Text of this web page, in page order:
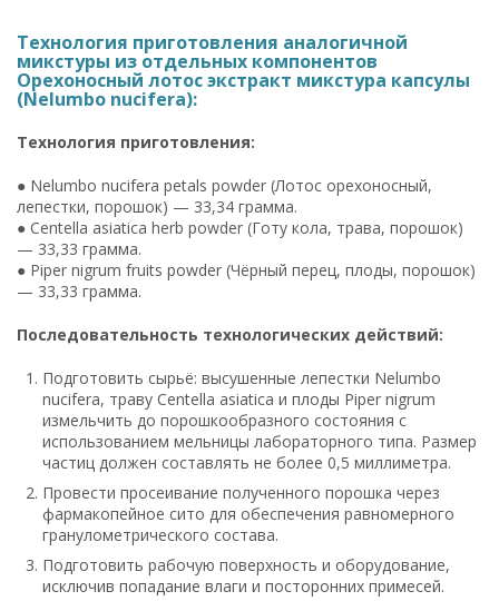
Технология приготовления аналогичной
микстуры из отдельных компонентов
Орехоносный лотос экстракт микстура капсулы
(Nelumbo nucifera):
Технология приготовления:
● Nelumbo nucifera petals powder (Лотос орехоносный,
лепестки, порошок) — 33,34 грамма.
● Centella asiatica herb powder (Готу кола, трава, порошок)
— 33,33 грамма.
● Piper nigrum fruits powder (Чёрный перец, плоды, порошок)
— 33,33 грамма.
Последовательность технологических действий:
Подготовить сырьё: высушенные лепестки Nelumbo
nucifera, траву Centella asiatica и плоды Piper nigrum
измельчить до порошкообразного состояния с
использованием мельницы лабораторного типа. Размер
частиц должен составлять не более 0,5 миллиметра.
Провести просеивание полученного порошка через
фармакопейное сито для обеспечения равномерного
гранулометрического состава.
Подготовить рабочую поверхность и оборудование,
исключив попадание влаги и посторонних примесей.